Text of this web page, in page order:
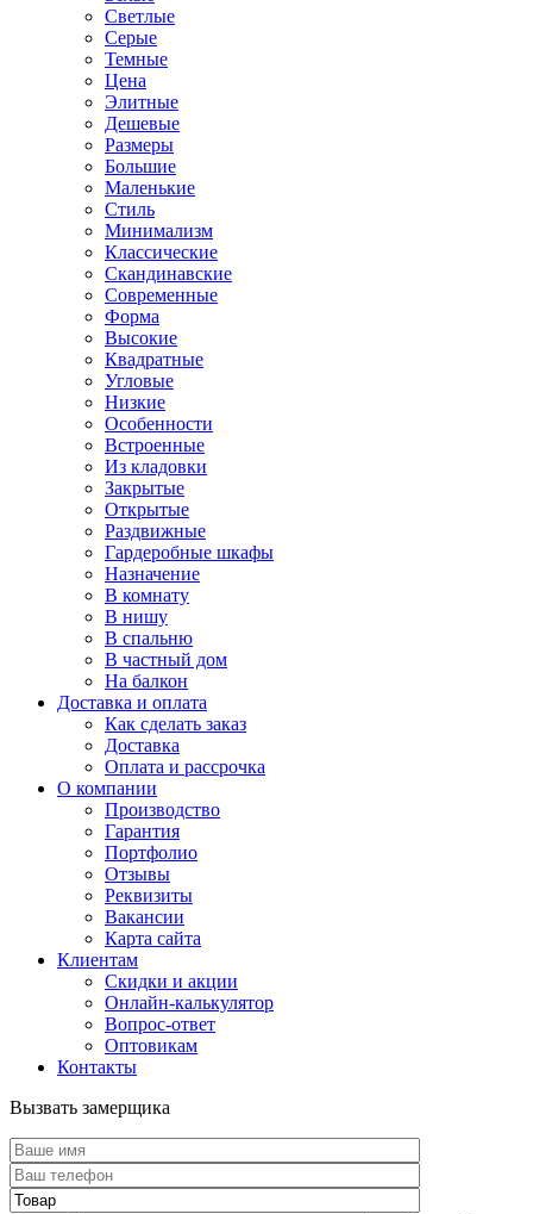
Светлые
Серые
Темные
Цена
Элитные
Дешевые
Размеры
Большие
Маленькие
Стиль
Минимализм
Классические
Скандинавские
Современные
Форма
Высокие
Квадратные
Угловые
Низкие
Особенности
Встроенные
Из кладовки
Закрытые
Открытые
Раздвижные
Гардеробные шкафы
Назначение
В комнату
В нишу
В спальню
В частный дом
На балкон
Доставка и оплата
Как сделать заказ
Доставка
Оплата и рассрочка
О компании
Производство
Гарантия
Портфолио
Отзывы
Реквизиты
Вакансии
Карта сайта
Клиентам
Скидки и акции
Онлайн-калькулятор
Вопрос-ответ
Оптовикам
Контакты
Вызвать замерщика